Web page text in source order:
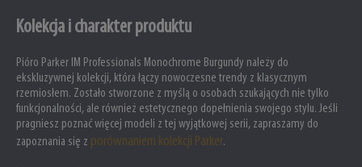
Kolekcja i charakter produktu
Pióro Parker IM Professionals Monochrome Burgundy należy do
ekskluzywnej kolekcji, która łączy nowoczesne trendy z klasycznym
rzemiosłem. Zostało stworzone z myślą o osobach szukających nie tylko
funkcjonalności, ale również estetycznego dopełnienia swojego stylu. Jeśli
pragniesz poznać więcej modeli z tej wyjątkowej serii, zapraszamy do
zapoznania się z porównaniem kolekcji Parker.